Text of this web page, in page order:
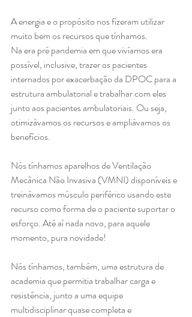
A energia e o propósito nos fizeram utilizar
muito bem os recursos que tínhamos.
Na era pré pandemia em que vivíamos era
possível, inclusive, trazer os pacientes
internados por exacerbação da DPOC para a
estrutura ambulatorial e trabalhar com eles
junto aos pacientes ambulatoriais. Ou seja,
otimizávamos os recursos e ampliávamos os
benefícios.
Nós tínhamos aparelhos de Ventilação
Mecânica Não Invasiva (VMNI) disponíveis e
treinávamos músculo periférico usando este
recurso como forma de o paciente suportar o
esforço. Até aí nada novo, para aquele
momento, pura novidade!
Nós tínhamos, também, uma estrutura de
academia que permitia trabalhar carga e
resistência, junto a uma equipe
multidisciplinar quase completa e